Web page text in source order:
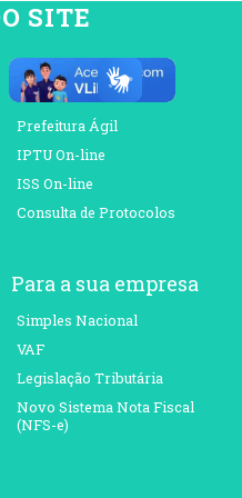
SITE
Para o cidadão
Prefeitura Ágil
IPTU On-line
ISS On-line
Consulta de Protocolos
Para a sua empresa
Simples Nacional
VAF
Legislação Tributária
Novo Sistema Nota Fiscal
(NFS-e)